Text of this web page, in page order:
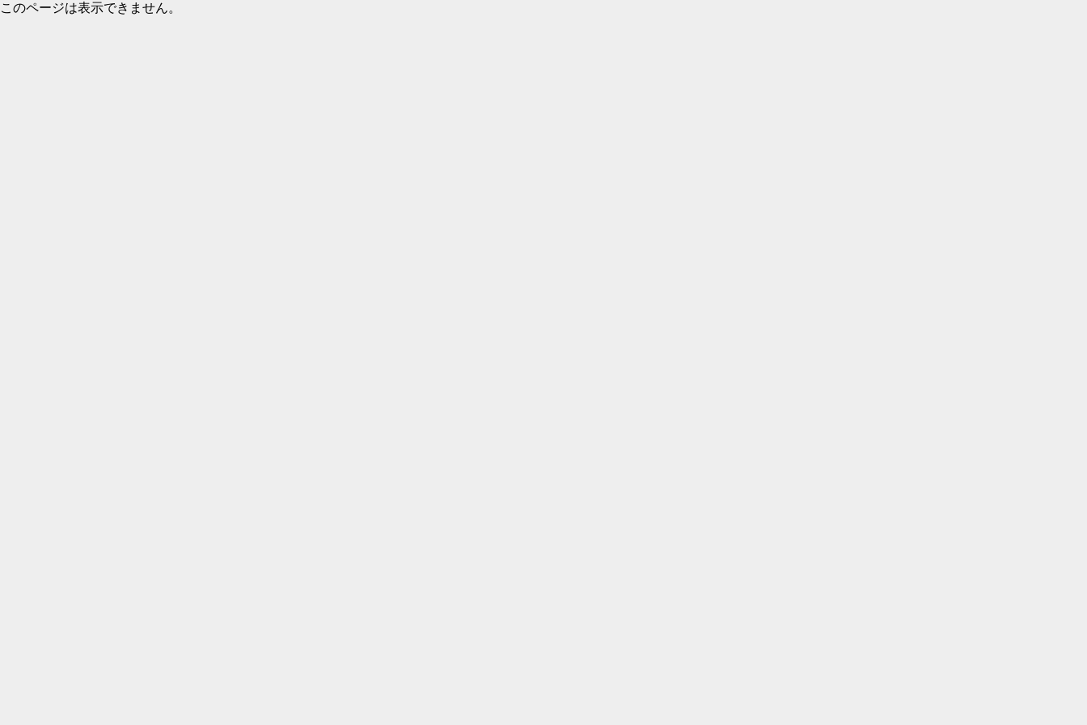
このページは表示できません。